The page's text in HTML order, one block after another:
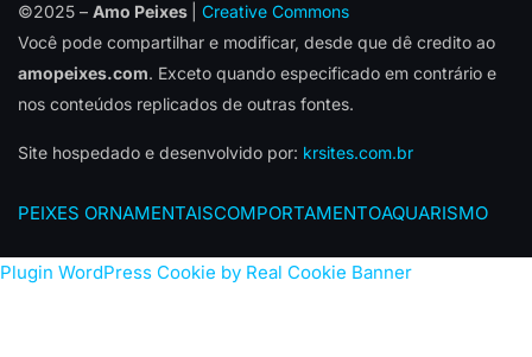
©2025 – Amo Peixes
Creative Commons
Você pode compartilhar e modificar, desde que dê credito ao
amopeixes.com. Exceto quando especificado em contrário e
nos conteúdos replicados de outras fontes.
Site hospedado e desenvolvido por: krsites.com.br
PEIXES ORNAMENTAISCOMPORTAMENTOAQUARISMO
Plugin WordPress Cookie by Real Cookie Banner